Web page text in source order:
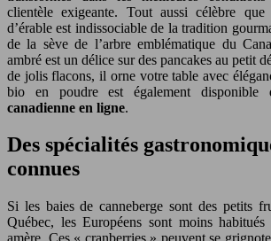
clientèle exigeante. Tout aussi célèbre
d’érable est indissociable de la tradition
de la sève de l’arbre emblématique du
ambré est un délice sur des pancakes au petit
de jolis flacons, il orne votre table avec
bio en poudre est également disponible
canadienne en ligne.
Des spécialités
connues
Si les baies de canneberge sont des petits
Québec, les Européens sont moins